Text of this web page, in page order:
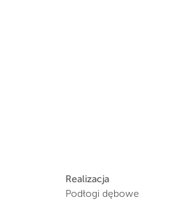
Realizacja
Podłogi dębowe